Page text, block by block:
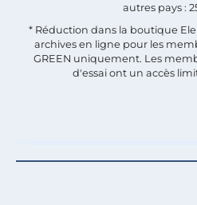
autres pays :
* Réduction dans la boutique
archives en ligne pour les
GREEN uniquement. Les
d'essai ont un accès